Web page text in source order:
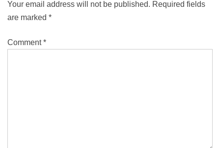
Your email address will not be published. Required fields
are marked *
Comment*